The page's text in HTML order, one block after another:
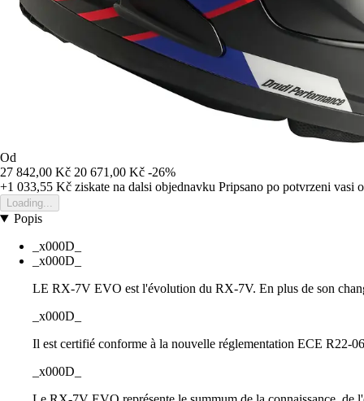
Od
27 842,00 Kč 20 671,00 Kč -26%
+1 033,55 Kč ziskate na dalsi objednavku Pripsano po potvrzeni vasi
Loading...
Popis
_x000D_
_x000D_
LE RX-7V EVO est l'évolution du RX-7V. En plus de son
_x000D_
Il est certifié conforme à la nouvelle réglementation ECE R22-
_x000D_